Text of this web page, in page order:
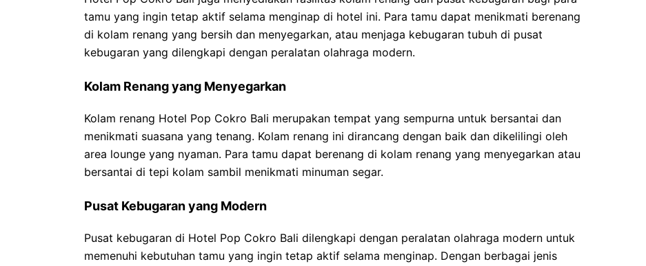
tamu yang ingin tetap aktif selama menginap di hotel ini. Para tamu dapat menikmati berenang
di kolam renang yang bersih dan menyegarkan, atau menjaga kebugaran tubuh di pusat
kebugaran yang dilengkapi dengan peralatan olahraga modern.
Kolam Renang yang Menyegarkan
Kolam renang Hotel Pop Cokro Bali merupakan tempat yang sempurna untuk bersantai dan
menikmati suasana yang tenang. Kolam renang ini dirancang dengan baik dan dikelilingi oleh
area lounge yang nyaman. Para tamu dapat berenang di kolam renang yang menyegarkan atau
bersantai di tepi kolam sambil menikmati minuman segar.
Pusat Kebugaran yang Modern
Pusat kebugaran di Hotel Pop Cokro Bali dilengkapi dengan peralatan olahraga modern untuk
memenuhi kebutuhan tamu yang ingin tetap aktif selama menginap. Dengan berbagai jenis